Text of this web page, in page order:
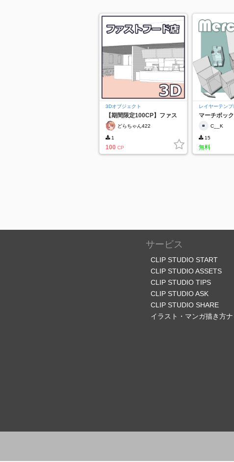
3Dオブジェクト
【期間限定100CP】ファス
トフード店どらちゃん422
1
100 CP
レイヤーテンプ
マーチボッ
C__K
15
無料
サービス
CLIP STUDIO START
CLIP STUDIO ASSETS
CLIP STUDIO TIPS
CLIP STUDIO ASK
CLIP STUDIO SHARE
イラスト・マンガ描き方